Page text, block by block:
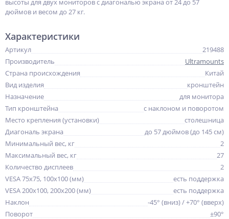
высоты для двух мониторов с диагональю экрана от 24 до 57
дюймов и весом до 27 кг.
Характеристики
Артикул
219488
Производитель
Ultramounts
Страна происхождения
Китай
Вид изделия
кронштейн
Назначение
для монитора
Тип кронштейна
с наклоном и поворотом
Место крепления (установки)
столешница
Диагональ экрана
до 57 дюймов (до 145 см)
Минимальный вес, кг
2
Максимальный вес, кг
27
Количество дисплеев
2
VESA 75x75, 100x100 (мм)
есть поддержка
VESA 200x100, 200x200 (мм)
есть поддержка
Наклон
-45° (вниз) / +70° (вверх)
Поворот
±90°